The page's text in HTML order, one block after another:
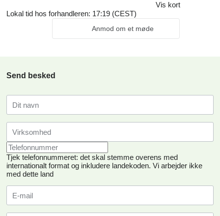
Vis kort
Lokal tid hos forhandleren: 17:19 (CEST)
Anmod om et møde
Send besked
Tjek telefonnummeret: det skal stemme overens med
internationalt format og inkludere landekoden. Vi arbejder ikke
med dette land